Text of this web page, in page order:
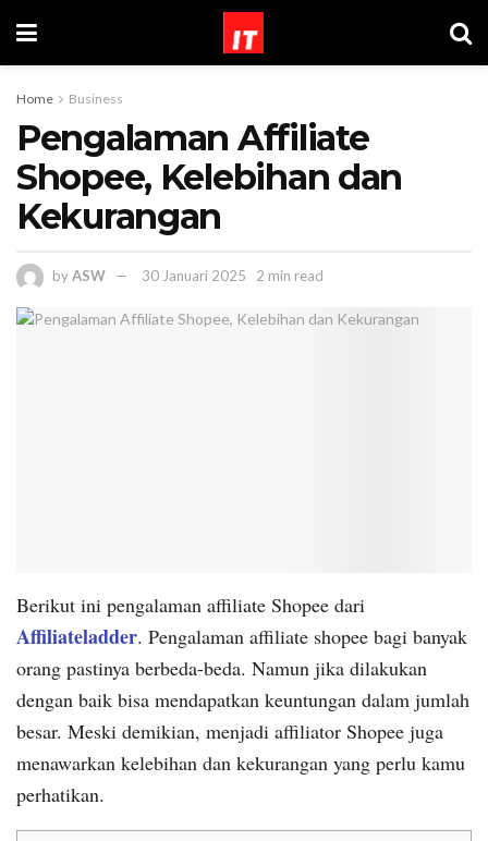
Home Business
Pengalaman Affiliate
Shopee, Kelebihan dan
Kekurangan
byASW 30 Januari 2025 2 min read
Berikut ini pengalaman affiliate Shopee dari
Affiliateladder. Pengalaman affiliate shopee bagi banyak
orang pastinya berbeda-beda. Namun jika dilakukan
dengan baik bisa mendapatkan keuntungan dalam jumlah
besar. Meski demikian, menjadi affiliator Shopee juga
menawarkan kelebihan dan kekurangan yang perlu kamu
perhatikan.